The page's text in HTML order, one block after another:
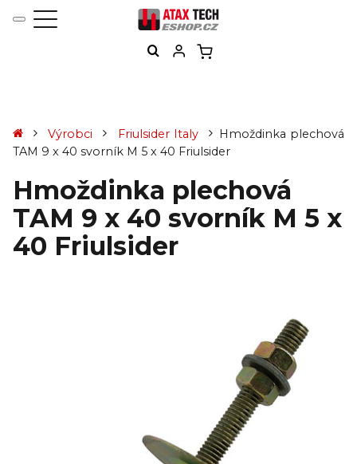
Výrobci Friulsider Italy
Hmoždinka plechová
TAM 9 x 40 svorník M 5 x 40 Friulsider
Hmoždinka plechová
TAM 9 x 40 svorník M 5 x
40 Friulsider